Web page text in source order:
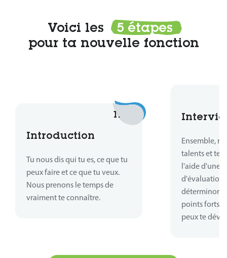
Voici les
5 étapes
pour ta nouvelle fonction
1.
Introduction
Tu nous dis qui tu es, ce que tu
peux faire et ce que tu veux.
Nous prenons le temps de
vraiment te connaître.
Ensemble,
talents et tes
l'aide d'une
déterminons
points forts
peux te